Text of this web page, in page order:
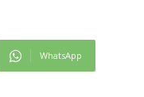
WhatsApp